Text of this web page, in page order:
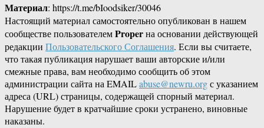
Материал: https://t.me/bIoodsiker/30046
Настоящий материал самостоятельно опубликован в нашем
сообществе пользователемProperна основании действующей
редакции Пользовательского Соглашения. Если вы считаете,
что такая публикация нарушает ваши авторские и/или
смежные права, вам необходимо сообщить об этом
администрации сайта на EMAILabuse@newru.orgс указанием
адреса (URL) страницы, содержащей спорный материал.
Нарушение будет в кратчайшие сроки устранено, виновные
наказаны.